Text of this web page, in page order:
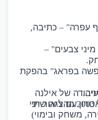
עפרה" –כתיבה,
צבעים" –
.
בפראג" בהפקת
.
עם ליאור ייני
, משחק ובימוי)
של אילנה
2003. ההצגה שתי